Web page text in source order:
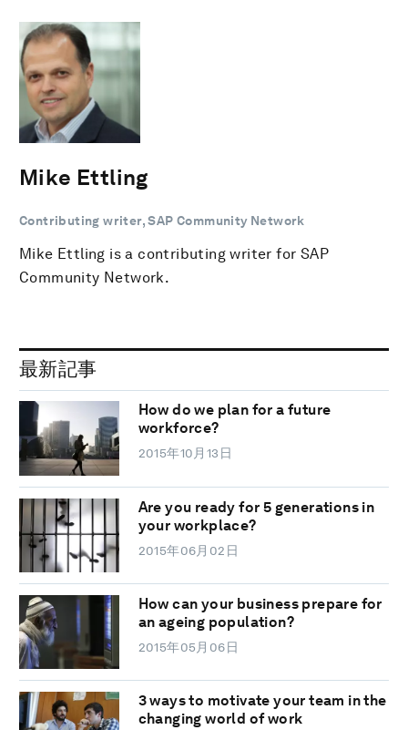
Mike Ettling
Contributing writer, SAP Community Network
Mike Ettling is a contributing writer for SAP
Community Network.
最新記事
How do we plan for a future
workforce?
2015年10月13日
Are you ready for 5 generations in
your workplace?
2015年06月02日
How can your business prepare for
an ageing population?
2015年05月06日
3 ways to motivate your team in the
changing world of work